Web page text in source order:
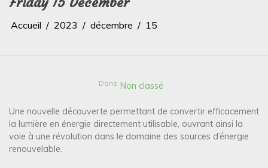
Accueil 2023 décembre 15
Dans Non classé
Une nouvelle découverte permettant de convertir efficacement
la lumière en énergie directement utilisable, ouvrant ainsi la
voie à une révolution dans le domaine des sources d’énergie
renouvelable.